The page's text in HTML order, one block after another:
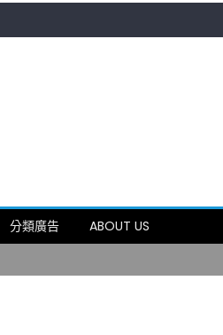
分類廣告
ABOUT US